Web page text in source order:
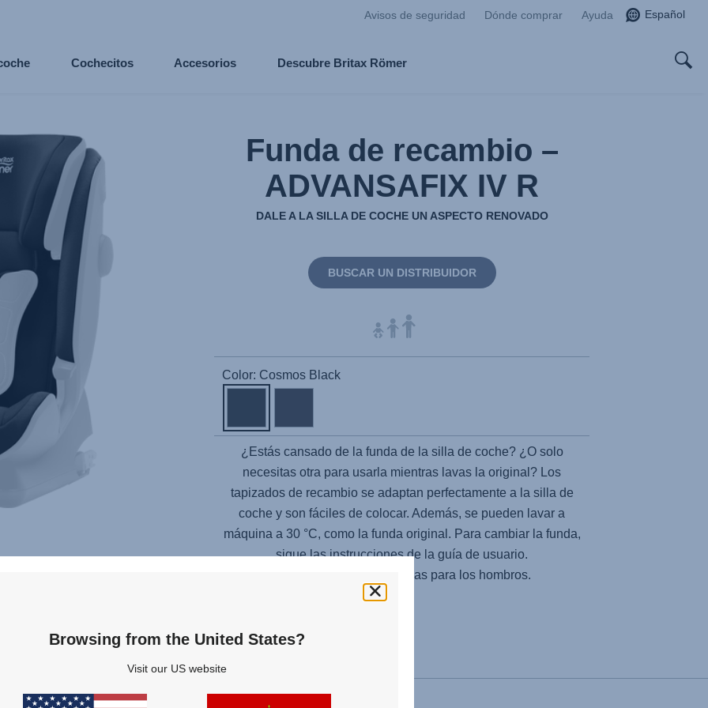
Avisos de seguridad Dónde comprar Ayuda Español
Cochecitos Accesorios Descubre Britax Römer
Funda de recambio –
ADVANSAFIX IV R
DALE A LA SILLA DE COCHE UN ASPECTO RENOVADO
BUSCAR UN DISTRIBUIDOR
Color: Cosmos Black
¿Estás cansado de la funda de la silla de coche? ¿O solo
necesitas otra para usarla mientras lavas la original? Los
tapizados de recambio se adaptan perfectamente a la silla de
coche y son fáciles de colocar. Además, se pueden lavar a
máquina a 30 °C, como la funda original. Para cambiar la funda,
sigue las instrucciones de la guía de usuario.
No incluye las almohadillas para los hombros.
Accesorios
Browsing from the United States?
Visit our US website